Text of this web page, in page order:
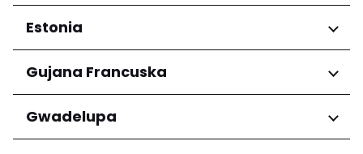
Niederösterreich
Salzburg
Wien
Regiony
Kair
Estonia
Regiony
Harju maakond
Tartu maakond
Gujana Francuska
Regiony
Arrondissement de Cayenne
Gwadelupa